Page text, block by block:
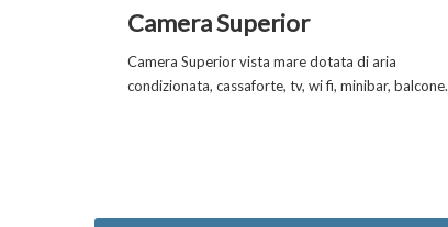
Camera Superior
Camera Superior vista mare dotata di aria
condizionata, cassaforte, tv, wi fi, minibar, balcone.